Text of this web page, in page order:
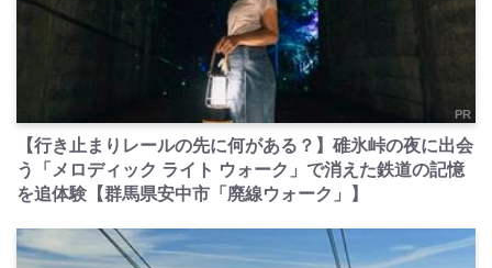
PR
【行き止まりレールの先に何がある？】碓氷峠の夜に出会
う「メロディック ライト ウォーク」で消えた鉄道の記憶
を追体験【群馬県安中市「廃線ウォーク」】